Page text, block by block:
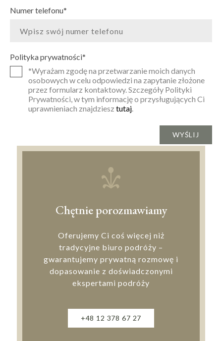
Numer telefonu*
Polityka prywatności*
*Wyrażam zgodę na przetwarzanie moich danych
osobowych w celu odpowiedzi na zapytanie złożone
przez formularz kontaktowy. Szczegóły Polityki
Prywatności, w tym informację o przysługujących Ci
uprawnieniach znajdziesz tutaj.
Chętnie porozmawiamy
Oferujemy Ci coś więcej niż
tradycyjne biuro podróży –
gwarantujemy prywatną rozmowę i
dopasowanie z doświadczonymi
ekspertami podróży
+48 12 378 67 27